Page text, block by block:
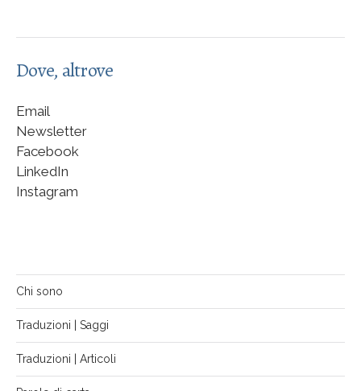
Dove, altrove
Email
Newsletter
Facebook
LinkedIn
Instagram
Chi sono
Traduzioni | Saggi
Traduzioni | Articoli